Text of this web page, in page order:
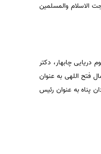
الاسلام والمسلمین
دریایی چابهار، دکتر
فتح اللهی به عنوان
پناه به عنوان رئیس